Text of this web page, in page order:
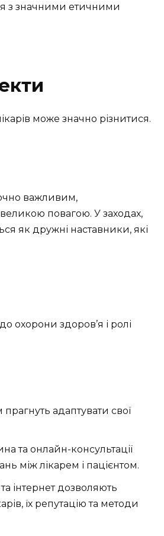
з значними етичними
може значно різнитися.
важливим,
великою повагою. У заходах,
як дружні наставники, які
охорони здоров’я і ролі
адаптувати свої
та онлайн-консультації
між лікарем і пацієнтом.
інтернет дозволяють
їх репутацію та методи